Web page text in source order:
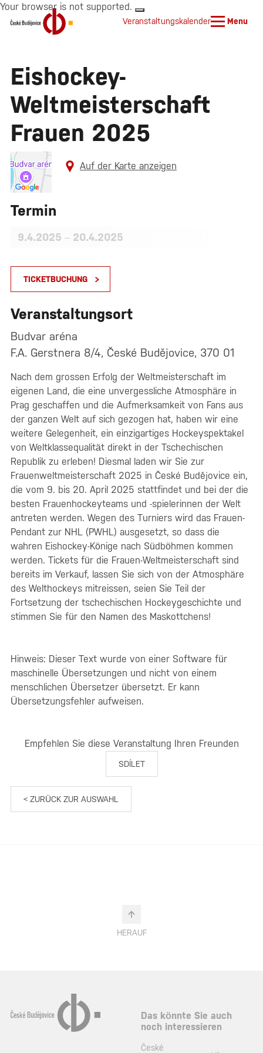
Your browser is not supported.
Veranstaltungskalender Menu
Eishockey-
Weltmeisterschaft
Frauen 2025
Auf der Karte anzeigen
Termin
9.4.2025 – 20.4.2025
TICKETBUCHUNG
Veranstaltungsort
Budvar aréna
F.A. Gerstnera 8/4, České Budějovice, 370 01
Nach dem grossen Erfolg der Weltmeisterschaft im
eigenen Land, die eine unvergessliche Atmosphäre in
Prag geschaffen und die Aufmerksamkeit von Fans aus
der ganzen Welt auf sich gezogen hat, haben wir eine
weitere Gelegenheit, ein einzigartiges Hockeyspektakel
von Weltklassequalität direkt in der Tschechischen
Republik zu erleben! Diesmal laden wir Sie zur
Frauenweltmeisterschaft 2025 in České Budějovice ein,
die vom 9. bis 20. April 2025 stattfindet und bei der die
besten Frauenhockeyteams und -spielerinnen der Welt
antreten werden. Wegen des Turniers wird das Frauen-
Pendant zur NHL (PWHL) ausgesetzt, so dass die
wahren Eishockey-Könige nach Südböhmen kommen
werden. Tickets für die Frauen-Weltmeisterschaft sind
bereits im Verkauf, lassen Sie sich von der Atmosphäre
des Welthockeys mitreissen, seien Sie Teil der
Fortsetzung der tschechischen Hockeygeschichte und
stimmen Sie für den Namen des Maskottchens!
Hinweis: Dieser Text wurde von einer Software für
maschinelle Übersetzungen und nicht von einem
menschlichen Übersetzer übersetzt. Er kann
Übersetzungsfehler aufweisen.
Empfehlen Sie diese Veranstaltung Ihren Freunden
SDÍLET
< ZURÜCK ZUR AUSWAHL
HERAUF
Das könnte Sie auch
noch interessieren
České